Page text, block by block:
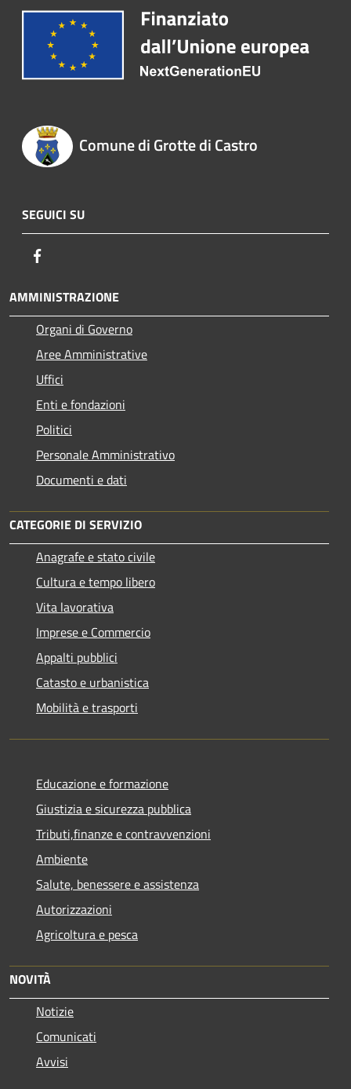
Comune di Grotte di Castro
SEGUICI SU
AMMINISTRAZIONE
Organi di Governo
Aree Amministrative
Uffici
Enti e fondazioni
Politici
Personale Amministrativo
Documenti e dati
CATEGORIE DI SERVIZIO
Anagrafe e stato civile
Cultura e tempo libero
Vita lavorativa
Imprese e Commercio
Appalti pubblici
Catasto e urbanistica
Mobilità e trasporti
Educazione e formazione
Giustizia e sicurezza pubblica
Tributi,finanze e contravvenzioni
Ambiente
Salute, benessere e assistenza
Autorizzazioni
Agricoltura e pesca
NOVITÀ
Notizie
Comunicati
Avvisi